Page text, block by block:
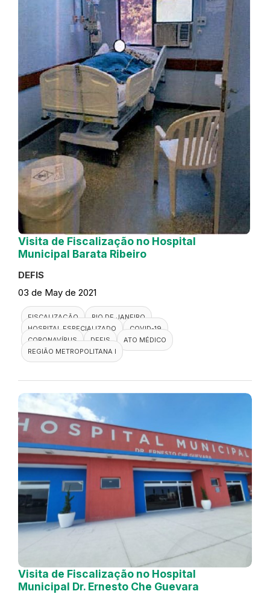
Visita de Fiscalização no Hospital
Municipal Barata Ribeiro
DEFIS
03 de May de 2021
FISCALIZAÇÃO
RIO DE JANEIRO
HOSPITAL ESPECIALIZADO
COVID-19
CORONAVÍRUS
DEFIS
ATO MÉDICO
REGIÃO METROPOLITANA I
Visita de Fiscalização no Hospital
Municipal Dr. Ernesto Che Guevara